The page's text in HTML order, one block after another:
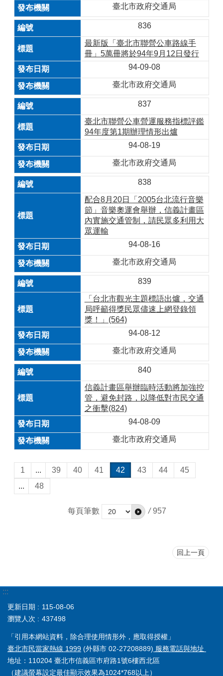
臺北市政府交通局
836
最新版「臺北市聯營公車路線手
冊」5萬冊將於94年9月12日發行
94-09-08
臺北市政府交通局
837
臺北市聯營公車營運服務指標評鑑
94年度第1期辦理情形出爐
94-08-19
臺北市政府交通局
838
配合8月20日「2005台北流行音樂
節」音樂奧運會舉辦，信義計畫區
內實施交通管制，請民眾多利用大
眾運輸
94-08-16
臺北市政府交通局
839
「台北市觀光主題標語出爐，交通
局呼籲得獎民眾儘速上網登錄領
獎！」(564)
94-08-12
臺北市政府交通局
840
信義計畫區舉辦臨時活動將加強控
管，避免封路，以降低對市民交通
之衝擊(824)
94-08-09
臺北市政府交通局
1 ... 39 40 41 42 43 44
45
...
48
每頁筆數 / 957
回上一頁
:::
更新日期
115-08-06
瀏覽人次
437498
「引用本網站資料，除合理使用情形外，應取得授權」
臺北市民當家熱線 1999 (外縣市 02-27208889) 服務電話與地址
地址：110204 臺北巿信義區巿府路1號6樓西北區
（建議螢幕設定最佳顯示效果為1024*768以上）